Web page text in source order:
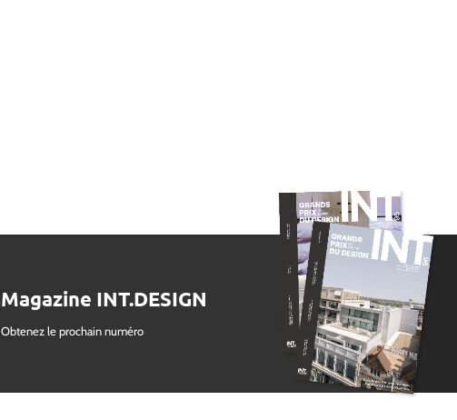
Magazine INT.DESIGN
Obtenez le prochain numéro